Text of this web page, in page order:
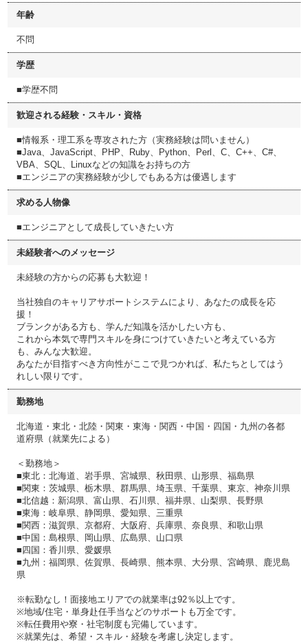
年齢
不問
学歴
■学歴不問
歓迎される経験・スキル・資格
■情報系・理工系を専攻された方（実務経験は問いません）
■Java、JavaScript、PHP、Ruby、Python、Perl、C、C++、C#、
VBA、SQL、Linuxなどの知識をお持ちの方
■エンジニアの実務経験が少しでもある方は優遇します
求める人物像
■エンジニアとして成長していきたい方
未経験者へのメッセージ
未経験の方からの応募も大歓迎！
当社独自のキャリアサポートシステムにより、あなたの成長を応
援！
ブランクがある方も、学んだ知識を活かしたい方も、
これから本気で専門スキルを身につけていきたいと考えている方
も、みんな大歓迎。
あなたが目指すべき方向性がここで見つかれば、私たちとしてはう
れしい限りです。
勤務地
北海道・東北・北陸・関東・東海・関西・中国・四国・九州の各都
道府県（就業先による）
＜勤務地＞
■東北：北海道、岩手県、宮城県、秋田県、山形県、福島県
■関東：茨城県、栃木県、群馬県、埼玉県、千葉県、東京、神奈川県
■北信越：新潟県、富山県、石川県、福井県、山梨県、長野県
■東海：岐阜県、静岡県、愛知県、三重県
■関西：滋賀県、京都府、大阪府、兵庫県、奈良県、和歌山県
■中国：島根県、岡山県、広島県、山口県
■四国：香川県、愛媛県
■九州：福岡県、佐賀県、長崎県、熊本県、大分県、宮崎県、鹿児島
県
※転勤なし！面接地エリアでの就業率は92％以上です。
※地域/住宅・単身赴任手当などのサポートも万全です。
※転任費用や寮・社宅制度も完備しています。
※就業先は、希望・スキル・経験を考慮し決定します。